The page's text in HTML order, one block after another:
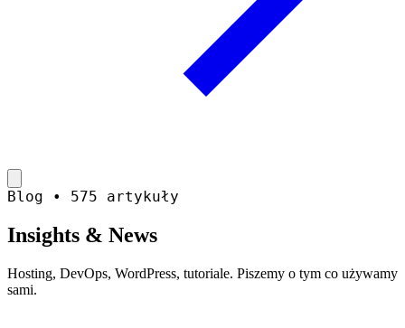
Blog • 575 artykuły
Insights & News
Hosting, DevOps, WordPress, tutoriale. Piszemy o tym co używamy
sami.